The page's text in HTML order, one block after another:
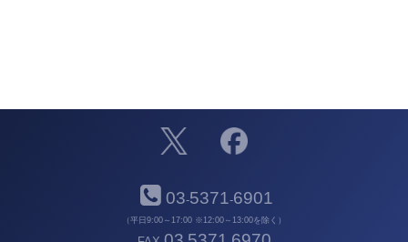
03-5371-6901
（平日9:00～17:00 ※12:00～13:00を除く）